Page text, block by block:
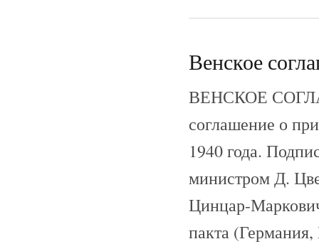
Венское
ВЕНСКОЕ
соглашение о
1940 года.
министром Д.
Цинцар-
пакта